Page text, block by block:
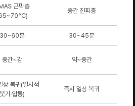
근막층
중간 진피층
30~60분 30~45분
중간~강 약~중간
상 복귀(일시적
붓기·압통)
즉시 일상 복귀